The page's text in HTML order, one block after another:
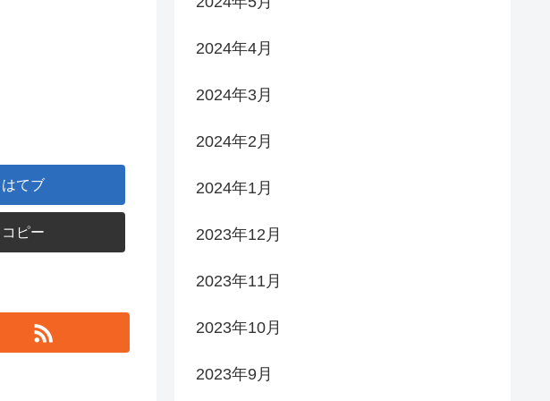
はてブ
コピー
2024年4月
2024年3月
2024年2月
2024年1月
2023年12月
2023年11月
2023年10月
2023年9月